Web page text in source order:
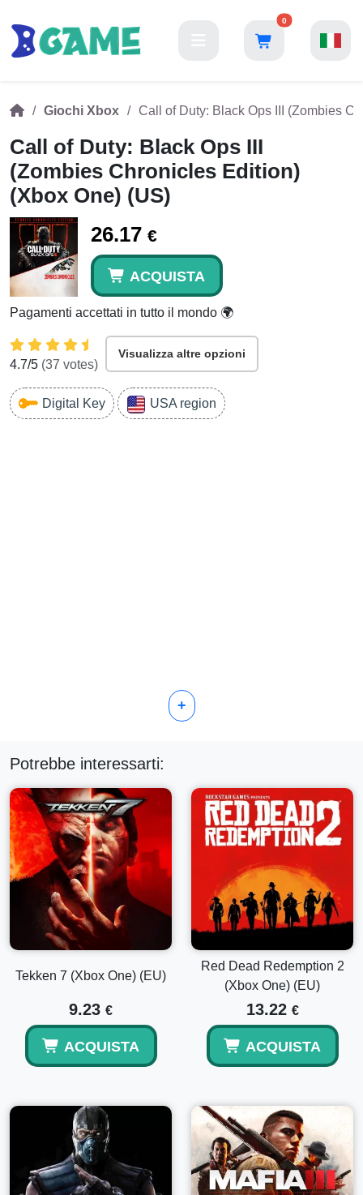
0
Giochi Xbox Call of Duty: Black Ops III (Zombies
Call of Duty: Black Ops III
(Zombies Chronicles Edition)
(Xbox One) (US)
26.17 €
ACQUISTA
Pagamenti accettati in tutto il mondo 🌍
4.7/5 (37 votes)
Visualizza altre opzioni
Digital Key USA region
+
Potrebbe interessarti:
Tekken 7 (Xbox One) (EU)
9.23 €
ACQUISTA
Red Dead Redemption 2
(Xbox One) (EU)
13.22 €
ACQUISTA